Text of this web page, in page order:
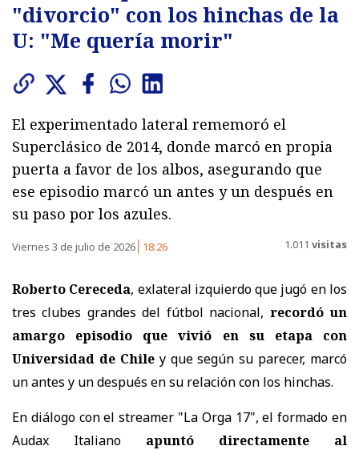
"divorcio" con los hinchas de la
U: "Me quería morir"
El experimentado lateral rememoró el
Superclásico de 2014, donde marcó en propia
puerta a favor de los albos, asegurando que
ese episodio marcó un antes y un después en
su paso por los azules.
Viernes 3 de julio de 2026 18:26 1.011 visitas
Roberto Cereceda, exlateral izquierdo que jugó en los
tres clubes grandes del fútbol nacional, recordó un
amargo episodio que vivió en su etapa con
Universidad de Chiley que según su parecer, marcó
un antes y un después en su relación con los hinchas.
En diálogo con el streamer "La Orga 17", el formado en
Audax Italiano apuntó directamente al